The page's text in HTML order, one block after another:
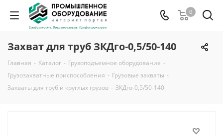
0
Захват для труб ЗКДго-0,5/50-140
Главная - Каталог - Грузоподъемное оборудование -
Грузозахватные приспособления - Грузовые захваты -
Захваты для труб и круглых грузов - ЗКДго-0,5/50-140